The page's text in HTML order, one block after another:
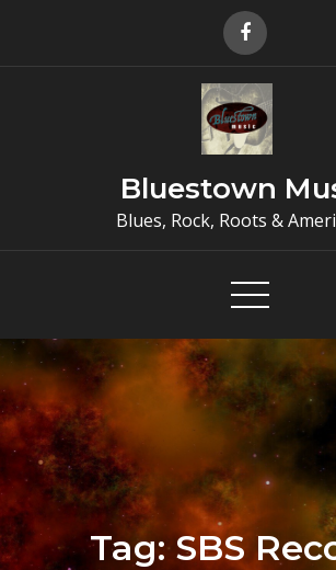
Bluestown
Blues, Rock, Roots &
Tag:SBS